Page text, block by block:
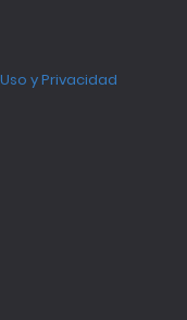
y Privacidad